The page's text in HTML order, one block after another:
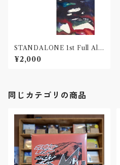
STANDALONE 1st Full Alb
um "dignified"(CD)〝山形・酒
田〟
¥2,000
同じカテゴリの商品